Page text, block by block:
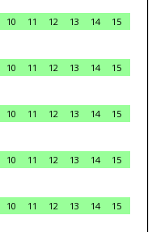
10 11 12 13 14
15
10 11 12 13 14
15
10 11 12 13 14
15
10 11 12 13 14
15
10 11 12 13 14
15